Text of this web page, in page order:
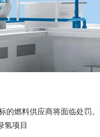
的燃料供应商将面临处罚
氢项目